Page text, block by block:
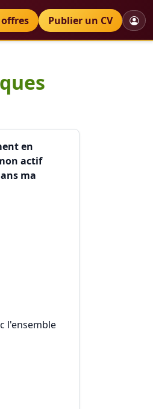
Petites annonces
Publier un CV
en
actif
ma
l'ensemble